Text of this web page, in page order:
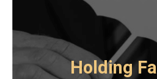
Holding